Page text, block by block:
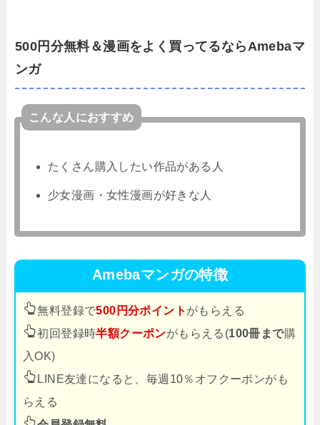
500円分無料＆漫画をよく買ってるならAmebaマ
ンガ
こんな人におすすめ
たくさん購入したい作品がある人
少女漫画・女性漫画が好きな人
Amebaマンガの特徴
無料登録で500円分ポイント がもらえる
初回登録時半額クーポンがもらえる(100冊まで購
入OK)
LINE友達になると、毎週10％オフクーポンがも
らえる